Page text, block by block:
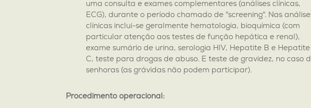
uma consulta e exames complementares (análises clínicas,
ECG), durante o período chamado de "screening". Nas
clínicas inclui-se geralmente hematologia, bioquímica (com
particular atenção aos testes de função hepática e renal),
exame sumário de urina, serologia HIV, Hepatite B e Hepatite
C, teste para drogas de abuso. E teste de gravidez, no caso
senhoras (as grávidas não podem participar).
Procedimento operacional: